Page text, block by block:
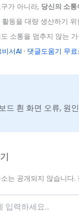
가 아니라, 당신의 소
활동을 대량 생산하기
소통을 멈추지 않는
서AI · 댓글도움기 무
드 흰 화면 오류, 원
는 공개되지 않습니다.